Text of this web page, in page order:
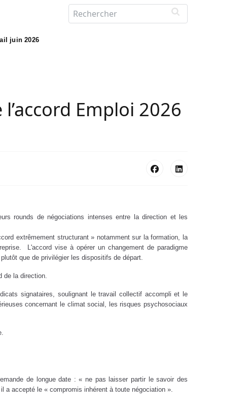
juin 2026
Emploi 2026
rounds de négociations intenses entre la direction et les
extrêmement structurant » notamment sur la formation, la
L'accord vise à opérer un changement de paradigme
que de privilégier les dispositifs de départ.
de la direction.
signataires, soulignant le travail collectif accompli et le
concernant le climat social, les risques psychosociaux
de longue date : « ne pas laisser partir le savoir des
a accepté le « compromis inhérent à toute négociation ».